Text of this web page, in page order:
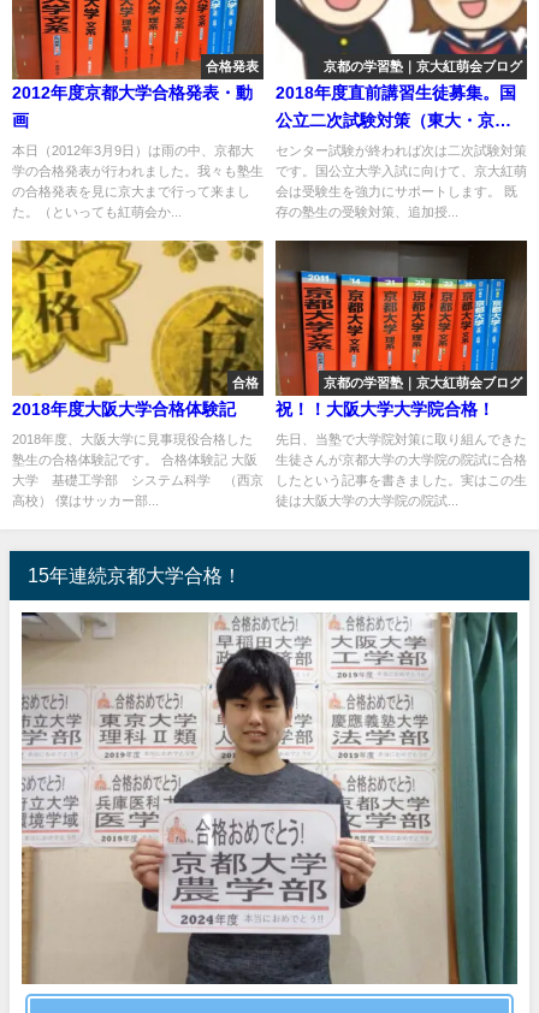
合格発表
2012年度京都大学合格発表・動
画
本日（2012年3月9日）は雨の中、京都大
学の合格発表が行われました。我々も塾生
の合格発表を見に京大まで行って来まし
た。（といっても紅萌会か...
京都の学習塾｜京大紅萌会ブログ
2018年度直前講習生徒募集。国
公立二次試験対策（東大・京
大・医学部など）
センター試験が終われば次は二次試験対策
です。国公立大学入試に向けて、京大紅萌
会は受験生を強力にサポートします。 既
存の塾生の受験対策、追加授...
合格
2018年度大阪大学合格体験記
2018年度、大阪大学に見事現役合格した
塾生の合格体験記です。 合格体験記 大阪
大学 基礎工学部 システム科学 （西京
高校） 僕はサッカー部...
京都の学習塾｜京大紅萌会ブログ
祝！！大阪大学大学院合格！
先日、当塾で大学院対策に取り組んできた
生徒さんが京都大学の大学院の院試に合格
したという記事を書きました。実はこの生
徒は大阪大学の大学院の院試...
15年連続京都大学合格！